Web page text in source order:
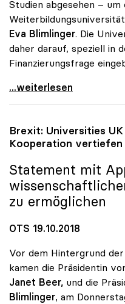
Studien abgesehen –
Eva Blimlinger. Die
daher darauf, speziell in
Finanzierungsfrage
Blimlinger zu Donauuni
...weiterlesen
Brexit: Universities UK
Kooperation vertiefen
Statement mit
zu ermöglichen
OTS 19.10.2018
Vor dem Hintergrund
kamen die Präsidentin
Janet Beer, und die
Blimlinger, am